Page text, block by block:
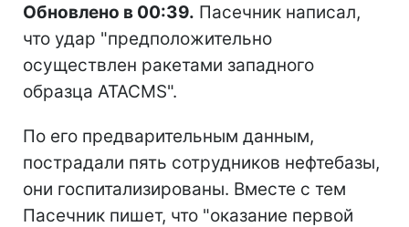
Обновлено в 00:39. Пасечник написал,
что удар "предположительно
осуществлен ракетами западного
образца ATACMS".
По его предварительным данным,
пострадали пять сотрудников нефтебазы,
они госпитализированы. Вместе с тем
Пасечник пишет, что "оказание первой